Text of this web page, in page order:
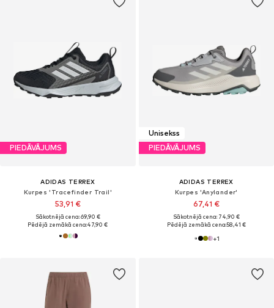
PIEDĀVĀJUMS
ADIDAS TERREX
Kurpes 'Tracefinder Trail'
53,91 €
Sākotnējā cena: 69,90 €
Pēdējā zemākā cena:47,90 €
Unisekss
PIEDĀVĀJUMS
ADIDAS TERREX
Kurpes 'Anylander'
67,41 €
Sākotnējā cena: 74,90 €
Pēdējā zemākā cena:58,41 €
+1